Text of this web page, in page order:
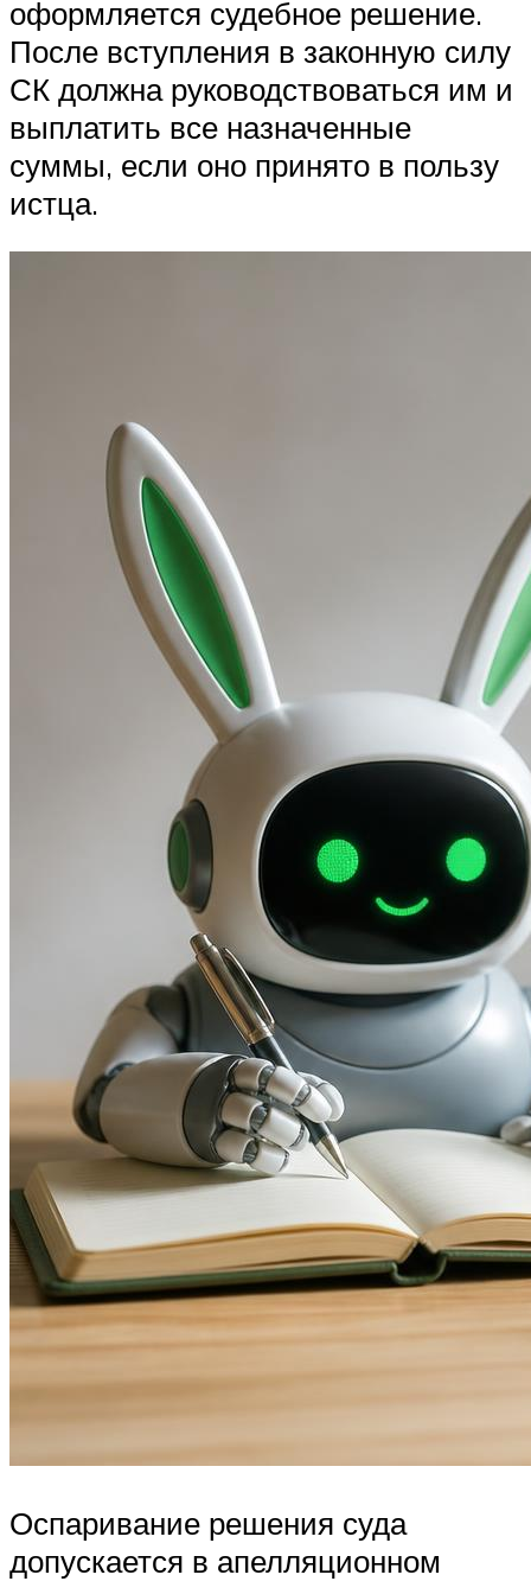
оформляется судебное решение.
После вступления в законную силу
СК должна руководствоваться им и
выплатить все назначенные
суммы, если оно принято в пользу
истца.
Оспаривание решения суда
допускается в апелляционном